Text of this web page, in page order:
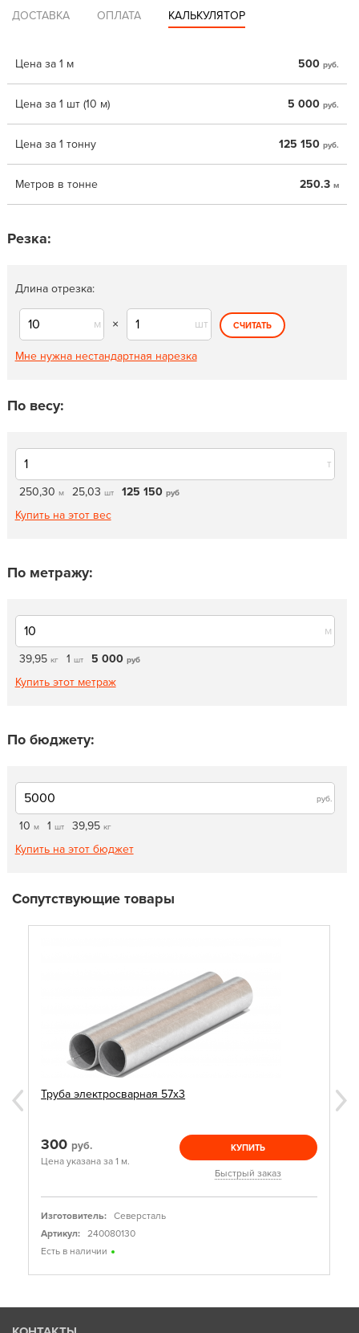
ДОСТАВКА ОПЛАТА КАЛЬКУЛЯТОР
Цена за 1 м 500 руб.
Цена за 1 шт (10 м) 5 000 руб.
Цена за 1 тонну 125 150 руб.
Метров в тонне 250.3 м
Резка:
Длина отрезка:
м × шт СЧИТАТЬ
Мне нужна нестандартная нарезка
По весу:
т
250,30 м 25,03 шт 125 150 руб
Купить на этот вес
По метражу:
м
39,95 кг 1 шт 5 000 руб
Купить этот метраж
По бюджету:
руб.
10 м 1 шт 39,95 кг
Купить на этот бюджет
Сопутствующие товары
Труба электросварная 57х3
300 руб.
Цена указана за 1 м.
КУПИТЬ
Быстрый заказ
Изготовитель:
Северсталь
Артикул:
240080130
Есть в наличии